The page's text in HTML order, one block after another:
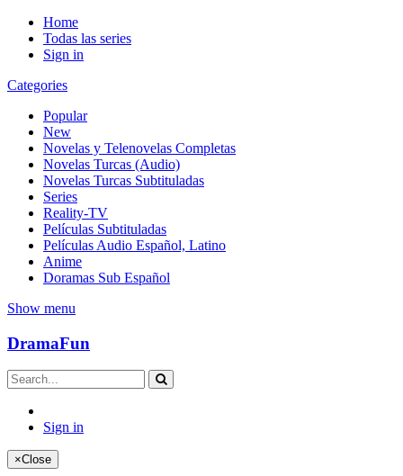
Home
Todas las series
Sign in
Categories
Popular
New
Novelas y Telenovelas Completas
Novelas Turcas (Audio)
Novelas Turcas Subtituladas
Series
Reality-TV
Películas Subtituladas
Películas Audio Español, Latino
Anime
Doramas Sub Español
Show menu
DramaFun
Sign in
×Close